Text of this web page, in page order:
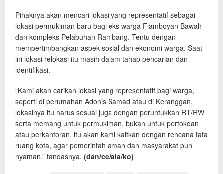
Pihaknya akan mencari lokasi yang representatif sebagai
lokasi permukiman baru bagi eks warga Flamboyan Bawah
dan kompleks Pelabuhan Rambang. Tentu dengan
mempertimbangkan aspek sosial dan ekonomi warga. Saat
ini lokasi relokasi itu masih dalam tahap pencarian dan
identifikasi.
“Kami akan carikan lokasi yang representatif bagi warga,
seperti di perumahan Adonis Samad atau di Keranggan,
lokasinya itu harus sesuai juga dengan peruntukkan RT/RW
serta memang untuk permukiman, bukan untuk pertokoan
atau perkantoran, itu akan kami kaitkan dengan rencana tata
ruang kota, agar pemerintah aman dan masyarakat pun
nyaman,” tandasnya. (dan/ce/ala/ko)